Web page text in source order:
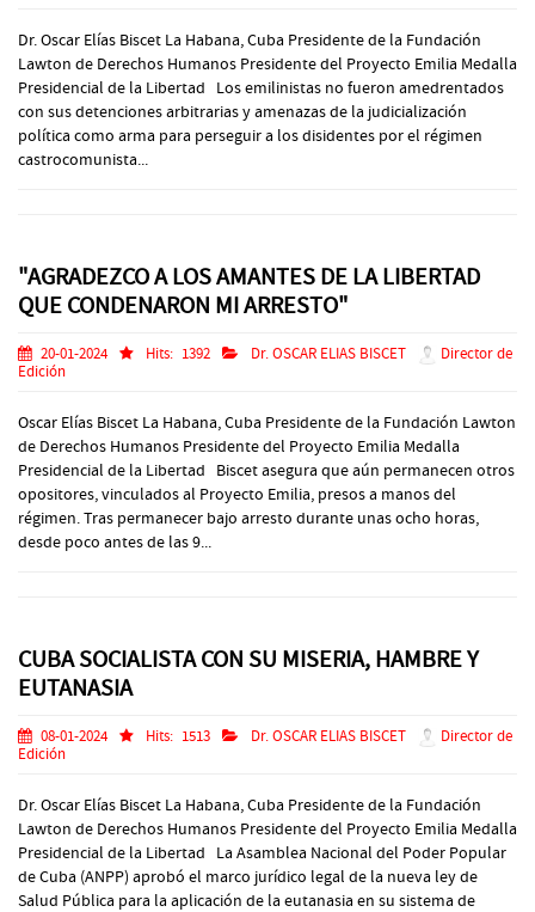
Dr. Oscar Elías Biscet La Habana, Cuba Presidente de la Fundación
Lawton de Derechos Humanos Presidente del Proyecto Emilia Medalla
Presidencial de la Libertad Los emilinistas no fueron amedrentados
con sus detenciones arbitrarias y amenazas de la judicialización
política como arma para perseguir a los disidentes por el régimen
castrocomunista...
"AGRADEZCO A LOS AMANTES DE LA LIBERTAD
QUE CONDENARON MI ARRESTO"
20-01-2024 Hits: 1392 Dr. OSCAR ELIAS BISCET
Director de
Edición
Oscar Elías Biscet La Habana, Cuba Presidente de la Fundación Lawton
de Derechos Humanos Presidente del Proyecto Emilia Medalla
Presidencial de la Libertad Biscet asegura que aún permanecen otros
opositores, vinculados al Proyecto Emilia, presos a manos del
régimen. Tras permanecer bajo arresto durante unas ocho horas,
desde poco antes de las 9...
CUBA SOCIALISTA CON SU MISERIA, HAMBRE Y
EUTANASIA
08-01-2024 Hits: 1513 Dr. OSCAR ELIAS BISCET
Director de
Edición
Dr. Oscar Elías Biscet La Habana, Cuba Presidente de la Fundación
Lawton de Derechos Humanos Presidente del Proyecto Emilia Medalla
Presidencial de la Libertad La Asamblea Nacional del Poder Popular
de Cuba (ANPP) aprobó el marco jurídico legal de la nueva ley de
Salud Pública para la aplicación de la eutanasia en su sistema de